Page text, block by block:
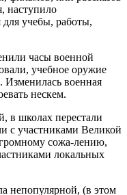
наступило
для учебы, работы,
часы военной
учебное оружие
Изменилась военная
нескем.
в школах перестали
с участниками Великой
сожа-лению,
локальных
непопулярной, (в этом